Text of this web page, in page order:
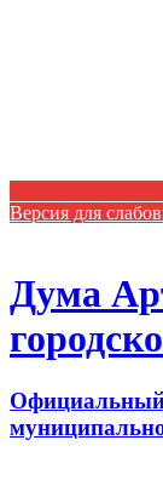
Версия для
Дума
Официальный